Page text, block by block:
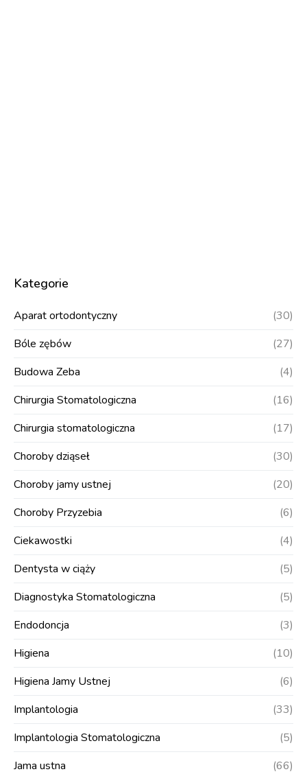
Kategorie
Aparat ortodontyczny
(30)
Bóle zębów
(27)
Budowa Zeba
(4)
Chirurgia Stomatologiczna
(16)
Chirurgia stomatologiczna
(17)
Choroby dziąseł
(30)
Choroby jamy ustnej
(20)
Choroby Przyzebia
(6)
Ciekawostki
(4)
Dentysta w ciąży
(5)
Diagnostyka Stomatologiczna
(5)
Endodoncja
(3)
Higiena
(10)
Higiena Jamy Ustnej
(6)
Implantologia
(33)
Implantologia Stomatologiczna
(5)
Jama ustna
(66)